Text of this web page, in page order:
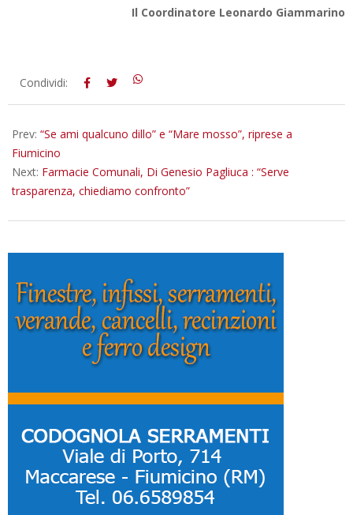
Il Coordinatore Leonardo Giammarino
2026-
Condividi:
Prev: “Se ami qualcuno dillo” e “Mare mosso”, riprese a
Fiumicino
Next: Farmacie Comunali, Di Genesio Pagliuca : “Serve
trasparenza, chiediamo confronto”